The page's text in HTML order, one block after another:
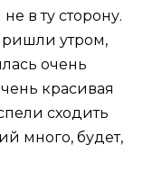
в ту сторону.
утром,
очень
красивая
сходить
много, будет,